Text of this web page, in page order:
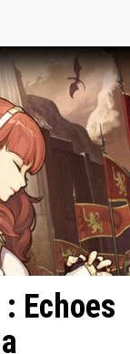
Echoes